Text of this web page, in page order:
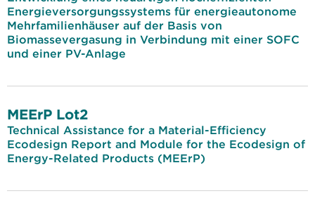
Energieversorgungssystems für energieautonome
Mehrfamilienhäuser auf der Basis von
Biomassevergasung in Verbindung mit einer SOFC
und einer PV-Anlage
MEErP Lot2
Technical Assistance for a Material-Efficiency
Ecodesign Report and Module for the Ecodesign of
Energy-Related Products (MEErP)